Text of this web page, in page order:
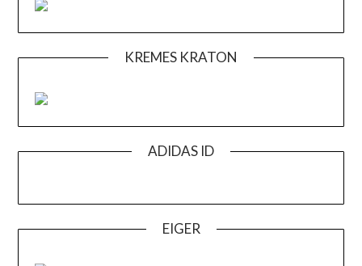
KREMES KRATON
ADIDAS ID
EIGER